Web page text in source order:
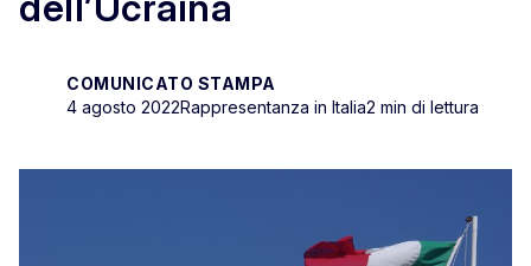
COMUNICATO STAMPA
4 agosto 2022Rappresentanza in Italia2 min di lettura